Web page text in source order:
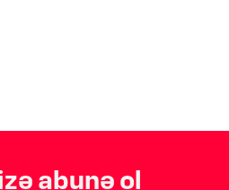
abunə ol